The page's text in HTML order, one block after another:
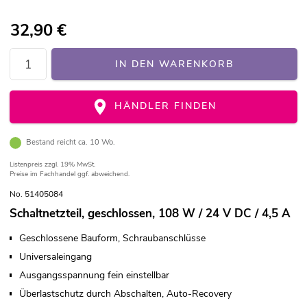
32,90€
IN DEN WARENKORB
HÄNDLER FINDEN
Bestand reicht ca. 10 Wo.
Listenpreis zzgl. 19% MwSt.
Preise im Fachhandel ggf. abweichend.
No. 51405084
Schaltnetzteil, geschlossen, 108 W / 24 V DC / 4,5 A
Geschlossene Bauform, Schraubanschlüsse
Universaleingang
Ausgangsspannung fein einstellbar
Überlastschutz durch Abschalten, Auto-Recovery